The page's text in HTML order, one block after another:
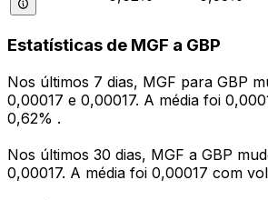
Estatísticas de MGF a GBP
Nos últimos 7 dias, MGF para GBP
0,00017 e 0,00017. A média foi
0,62% .
Nos últimos 30 dias, MGF a GBP
0,00017. A média foi 0,00017 com